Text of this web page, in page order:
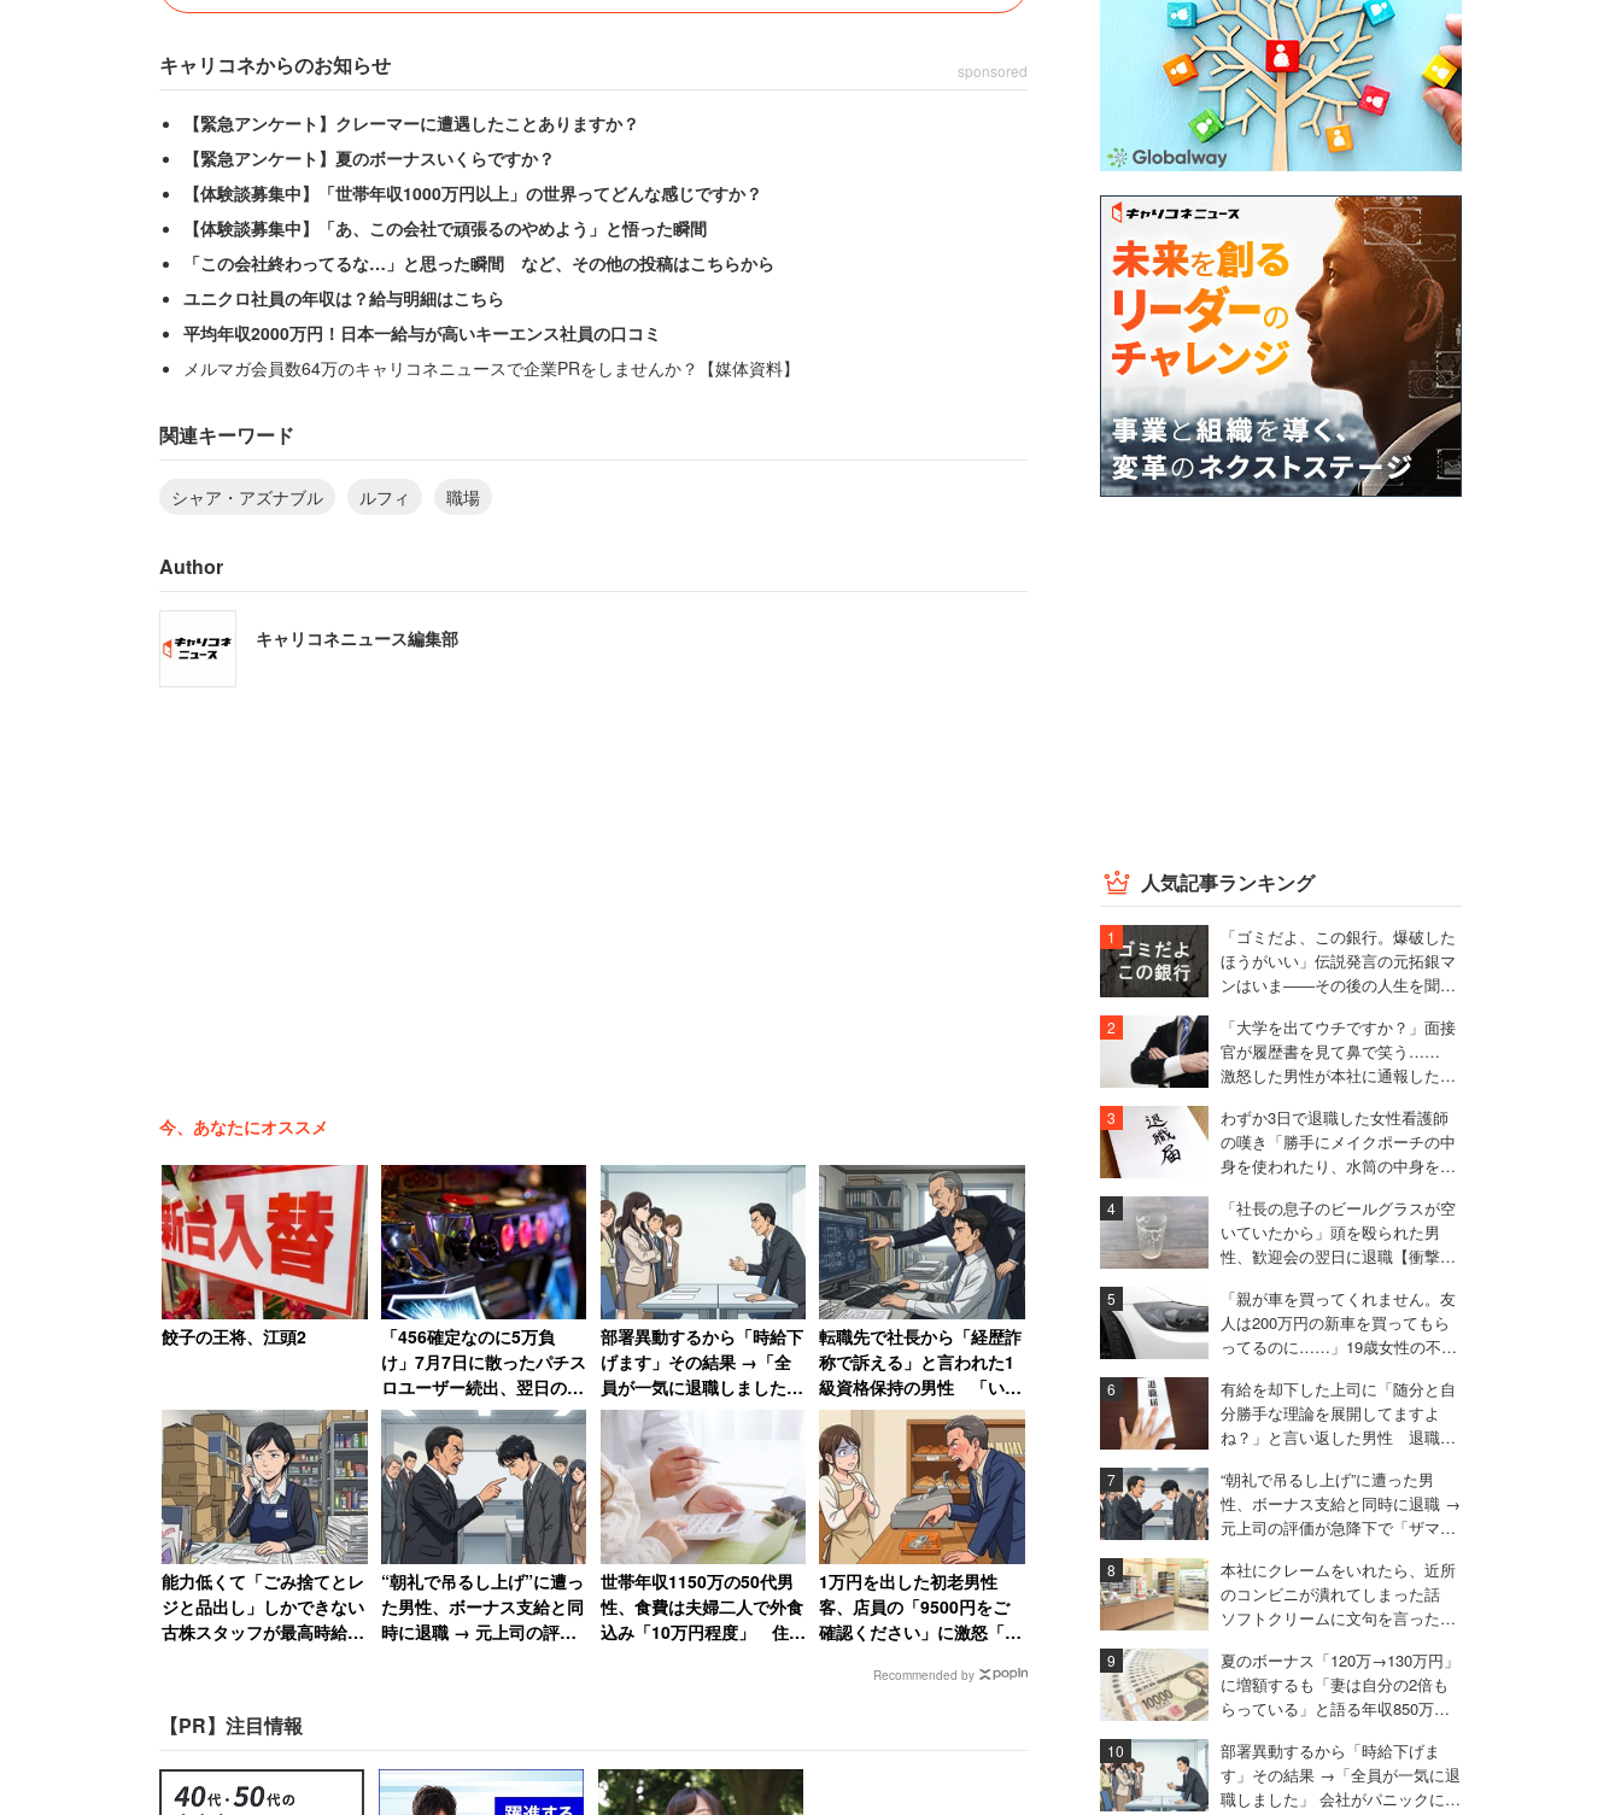
「出木杉英才（ドラえもん）」、「孫悟空（ドラゴンボール）」がトップ5に入った。6位は同
率で「シャア・アズナブル」（機動戦士ガンダム）、「リヴァイ・アッカーマン」（進撃の巨
人）、「工藤新一」（名探偵コナン）がランクイン。
仕事での失敗について聞くと、「良いことだと思う」が計52.2％で多数派となった。その理由
として「成長できるから」「同じ失敗を繰り返さないようになるから」「学びになるから」と
いった声が多く寄せられた。
誤変換の経験がある人は多く、「返信を変身」「ご入金を誤入金」「お食事券を汚職事件」
「確認を角煮ン」に間違えたしまったという回答も。
失敗されると怒りが爆発すると思うこと1位は「人のせいにする」で36.6％。次いで、2位「嘘
をつく」（31.7％）、3位「謝らない」（26.6％）、4位「逆ギレする」（23.2％）、5位「言い
訳をする」（22.3％）だった。
役職別では、管理職は「嘘をつく」（39.6％）が非管理職（30.5％）より約10ポイント高かっ
た。管理職の人としては、正直に本当のことを言ってもらえないと、取り返しがつかなくなる
危険性を認識している人が多いと考えられる。
キャリコネからのお知らせ sponsored
【緊急アンケート】クレーマーに遭遇したことありますか？
【緊急アンケート】夏のボーナスいくらですか？
【体験談募集中】「世帯年収1000万円以上」の世界ってどんな感じですか？
【体験談募集中】「あ、この会社で頑張るのやめよう」と悟った瞬間
「この会社終わってるな…」と思った瞬間 など、その他の投稿はこちらから
ユニクロ社員の年収は？給与明細はこちら
平均年収2000万円！日本一給与が高いキーエンス社員の口コミ
メルマガ会員数64万のキャリコネニュースで企業PRをしませんか？【媒体資料】
関連キーワード
シャア・アズナブル ルフィ 職場
Author
キャリコネニュース編集部
今、あなたにオススメ
餃子の王将、江頭2
「456確定なのに5万負
け」7月7日に散ったパチス
ロユーザー続出、翌日の
「熱くもない日」に10万負
けた猛者も
部署異動するから「時給下
げます」その結果 →「全
員が一気に退職しました」
会社がパニックに陥った話
転職先で社長から「経歴詐
称で訴える」と言われた1
級資格保持の男性 「いや
～無知って怖いですね」と
呆れる
能力低くて「ごみ捨てとレ
ジと品出し」しかできない
古株スタッフが最高時給
“朝礼で吊るし上げ”に遭っ
た男性、ボーナス支給と同
時に退職 → 元上司の評価
世帯年収1150万の50代男
性、食費は夫婦二人で外食
込み「10万円程度」 住宅
1万円を出した初老男性
客、店員の「9500円をご
確認ください」に激怒「確
ろ!」→妻には頭が上がら
Recommended by
【PR】注目情報
人気記事ランキング
「ゴミだよ、この銀行。爆破した
ほうがいい」伝説発言の元拓銀マ
ンはいま――その後の人生を聞い
「大学を出てウチですか？」面接
官が履歴書を見て鼻で笑う……
激怒した男性が本社に通報した結
わずか3日で退職した女性看護師
の嘆き「勝手にメイクポーチの中
身を使われたり、水筒の中身を捨
「社長の息子のビールグラスが空
いていたから」頭を殴られた男
性、歓迎会の翌日に退職【衝撃エ
「親が車を買ってくれません。友
人は200万円の新車を買ってもら
ってるのに……」19歳女性の不満
有給を却下した上司に「随分と自
分勝手な理論を展開してますよ
ね？」と言い返した男性 退職届
“朝礼で吊るし上げ”に遭った男
性、ボーナス支給と同時に退職 →
元上司の評価が急降下で「ザマア
本社にクレームをいれたら、近所
のコンビニが潰れてしまった話
ソフトクリームに文句を言ったと
夏のボーナス「120万→130万円」
に増額するも「妻は自分の2倍も
らっている」と語る年収850万円
部署異動するから「時給下げま
す」その結果 →「全員が一気に退
職しました」 会社がパニックに陥